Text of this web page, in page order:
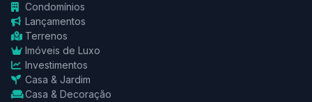
Condomínios
Lançamentos
Terrenos
Imóveis de Luxo
Investimentos
Casa & Jardim
Casa & Decoração